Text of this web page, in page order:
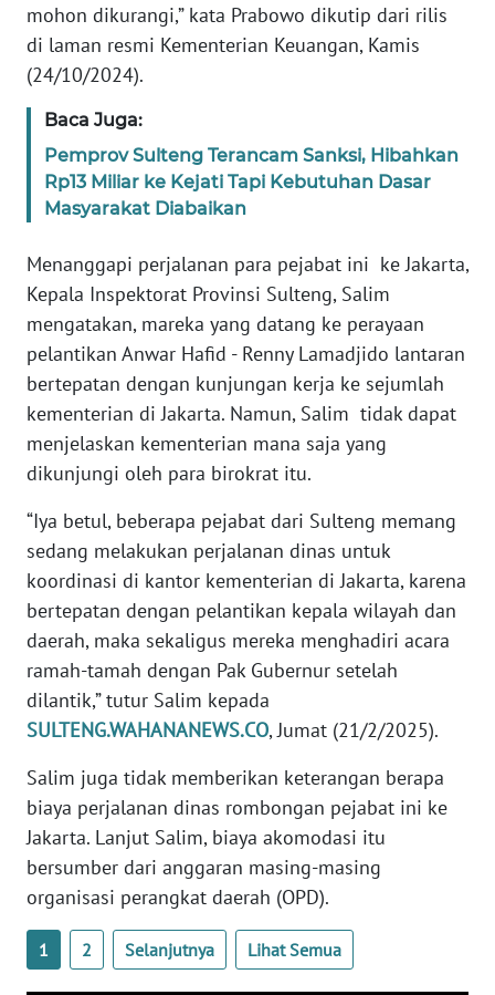
mohon dikurangi,” kata Prabowo dikutip dari rilis
di laman resmi Kementerian Keuangan, Kamis
(24/10/2024).
Baca Juga:
Pemprov Sulteng Terancam Sanksi, Hibahkan
Rp13 Miliar ke Kejati Tapi Kebutuhan Dasar
Masyarakat Diabaikan
Menanggapi perjalanan para pejabat ini ke Jakarta,
Kepala Inspektorat Provinsi Sulteng, Salim
mengatakan, mareka yang datang ke perayaan
pelantikan Anwar Hafid - Renny Lamadjido lantaran
bertepatan dengan kunjungan kerja ke sejumlah
kementerian di Jakarta. Namun, Salim tidak dapat
menjelaskan kementerian mana saja yang
dikunjungi oleh para birokrat itu.
“Iya betul, beberapa pejabat dari Sulteng memang
sedang melakukan perjalanan dinas untuk
koordinasi di kantor kementerian di Jakarta, karena
bertepatan dengan pelantikan kepala wilayah dan
daerah, maka sekaligus mereka menghadiri acara
ramah-tamah dengan Pak Gubernur setelah
dilantik,” tutur Salim kepada
SULTENG.WAHANANEWS.CO, Jumat (21/2/2025).
Salim juga tidak memberikan keterangan berapa
biaya perjalanan dinas rombongan pejabat ini ke
Jakarta. Lanjut Salim, biaya akomodasi itu
bersumber dari anggaran masing-masing
organisasi perangkat daerah (OPD).
1 2 Selanjutnya Lihat Semua
WN
SERAMBI
WN
JAMBI
WN
NTB
WN
SULTENG
WN
SULBAR
WN
BABEL
WN
SUMBAR
WN
SUMSEL
WN
BENGKULU
JATENG